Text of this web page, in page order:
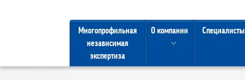
Многопрофильная
независимая
экспертиза
О компании Специалисты